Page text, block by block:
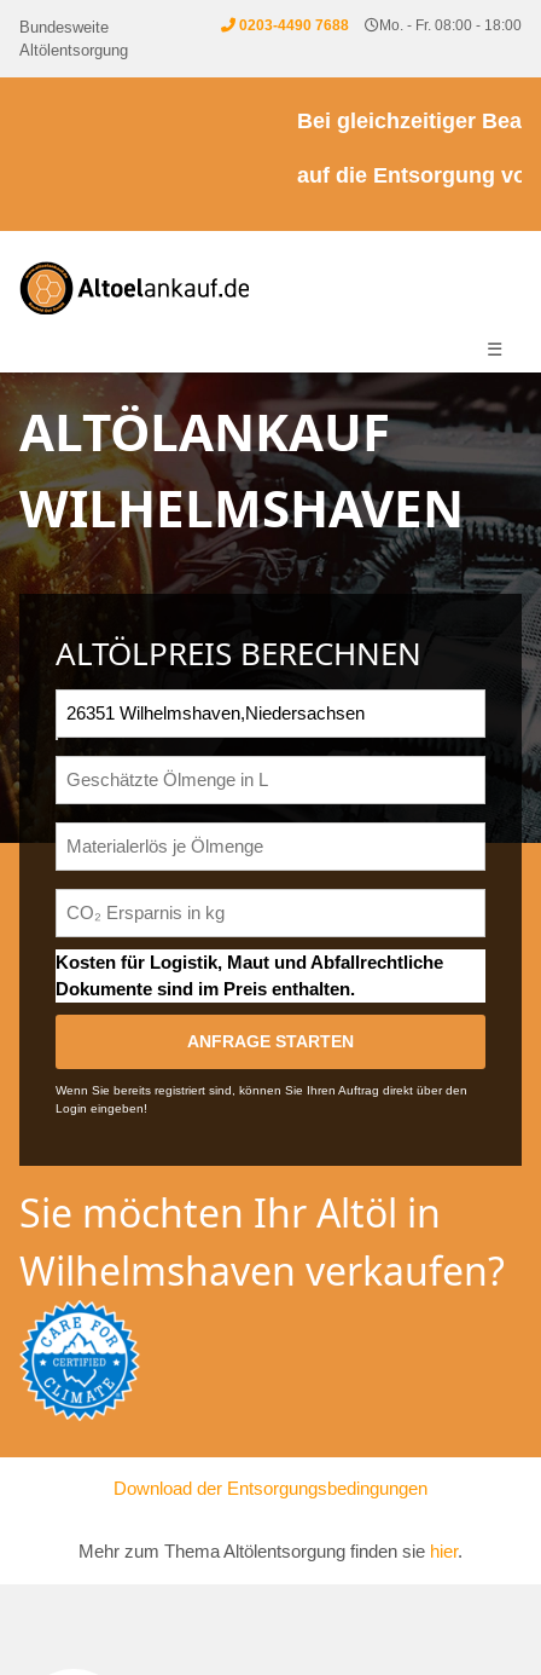
Bundesweite
Altölentsorgung
0203-4490 7688 Mo. - Fr. 08:00 - 18:00
Bei gleichzeitiger
auf die Entsorgung von
☰
ALTÖLANKAUF
WILHELMSHAVEN
ALTÖLPREIS BERECHNEN
Kosten für Logistik, Maut und Abfallrechtliche
Dokumente sind im Preis enthalten.
ANFRAGE STARTEN
Wenn Sie bereits registriert sind, können Sie Ihren Auftrag direkt über den
Login eingeben!
Sie möchten Ihr Altöl in
Wilhelmshaven verkaufen?
Download der Entsorgungsbedingungen
Mehr zum Thema Altölentsorgung finden sie hier.